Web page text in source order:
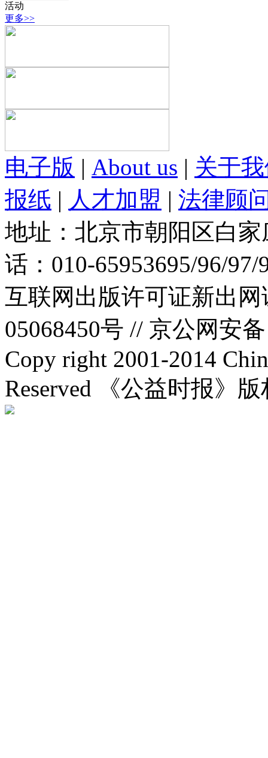
活动
更多>>
电子版 | About us | 关于
报纸 | 人才加盟 | 法律顾
地址：北京市朝阳区白
话：010-65953695/96/
互联网出版许可证新出
05068450号 // 京公网安
Copy right 2001-2014
Reserved 《公益时报》